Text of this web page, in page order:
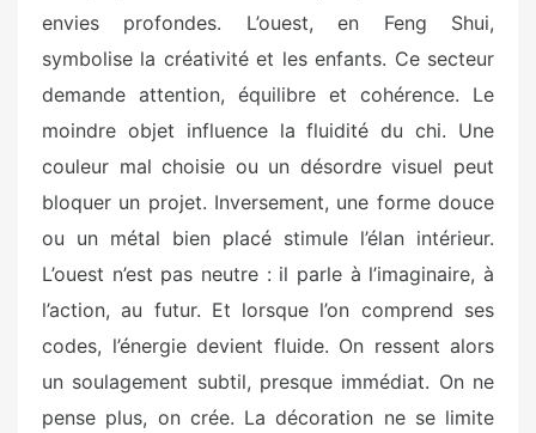
envies profondes. L’ouest, en Feng Shui,
symbolise la créativité et les enfants. Ce secteur
demande attention, équilibre et cohérence. Le
moindre objet influence la fluidité du chi. Une
couleur mal choisie ou un désordre visuel peut
bloquer un projet. Inversement, une forme douce
ou un métal bien placé stimule l’élan intérieur.
L’ouest n’est pas neutre : il parle à l’imaginaire, à
l’action, au futur. Et lorsque l’on comprend ses
codes, l’énergie devient fluide. On ressent alors
un soulagement subtil, presque immédiat. On ne
pense plus, on crée. La décoration ne se limite